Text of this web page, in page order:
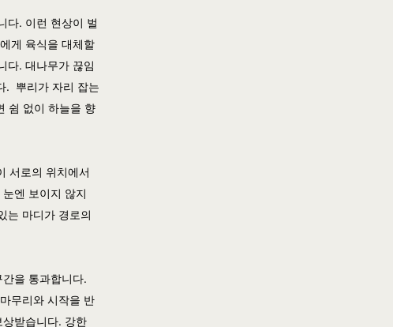
다. 이런 현상이 벌
게 육식을 대체할
다. 대나무가 끊임
. 뿌리가 자리 잡는
쉼 없이 하늘을 향
서로의 위치에서
엔 보이지 않지
는 마디가 경로의
을 통과합니다.
무리와 시작을 반
받습니다. 강한